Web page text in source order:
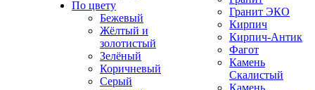
По цвету
Бежевый
Жёлтый и
золотистый
Зелёный
Коричневый
Серый
Гранит ЭКО
Кирпич
Кирпич-Антик
Фагот
Камень
Скалистый
Камень